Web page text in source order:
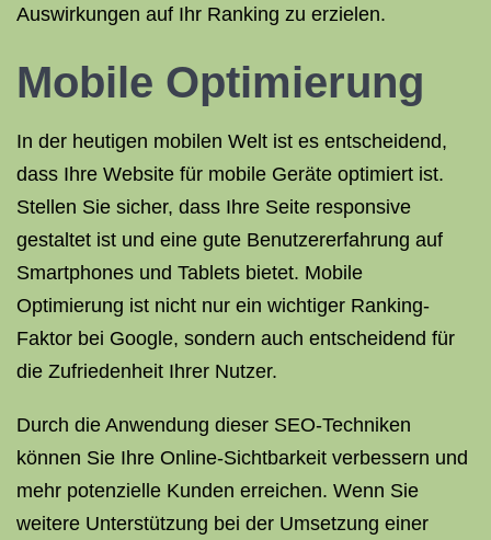
Auswirkungen auf Ihr Ranking zu erzielen.
Mobile Optimierung
In der heutigen mobilen Welt ist es entscheidend,
dass Ihre Website für mobile Geräte optimiert ist.
Stellen Sie sicher, dass Ihre Seite responsive
gestaltet ist und eine gute Benutzererfahrung auf
Smartphones und Tablets bietet. Mobile
Optimierung ist nicht nur ein wichtiger Ranking-
Faktor bei Google, sondern auch entscheidend für
die Zufriedenheit Ihrer Nutzer.
Durch die Anwendung dieser SEO-Techniken
können Sie Ihre Online-Sichtbarkeit verbessern und
mehr potenzielle Kunden erreichen. Wenn Sie
weitere Unterstützung bei der Umsetzung einer